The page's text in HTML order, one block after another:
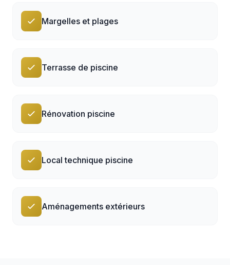
Margelles et plages
Terrasse de piscine
Rénovation piscine
Local technique piscine
Aménagements extérieurs